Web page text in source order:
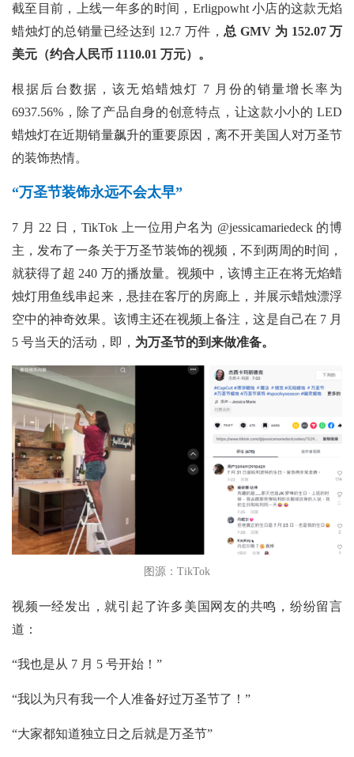
截至目前，上线一年多的时间，Erligpowht 小店的这款无焰
蜡烛灯的总销量已经达到 12.7 万件， 总 GMV 为 152.07 万
美元（约合人民币 1110.01 万元）。
根据后台数据，该无焰蜡烛灯 7 月份的销量增长率为
6937.56%，除了产品自身的创意特点，让这款小小的 LED
蜡烛灯在近期销量飙升的重要原因，离不开美国人对万圣节
的装饰热情。
“万圣节装饰永远不会太早”
7 月 22 日，TikTok 上一位用户名为 @jessicamariedeck 的博
主，发布了一条关于万圣节装饰的视频，不到两周的时间，
就获得了超 240 万的播放量。视频中，该博主正在将无焰蜡
烛灯用鱼线串起来，悬挂在客厅的房廊上，并展示蜡烛漂浮
空中的神奇效果。该博主还在视频上备注，这是自己在 7 月
5 号当天的活动，即， 为万圣节的到来做准备。
图源：TikTok
视频一经发出，就引起了许多美国网友的共鸣，纷纷留言
道：
“我也是从 7 月 5 号开始！”
“我以为只有我一个人准备好过万圣节了！”
“大家都知道独立日之后就是万圣节”